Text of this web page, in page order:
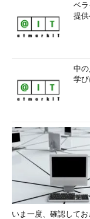
ベ
提
中
学
いま一度、確認してお